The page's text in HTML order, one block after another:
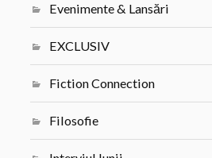
Evenimente & Lansări
EXCLUSIV
Fiction Connection
Filosofie